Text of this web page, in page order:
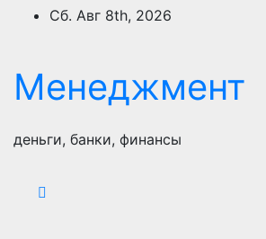
ПерейтиСб. Авг 8th, 2026
Менеджмент
деньги, банки, финансы